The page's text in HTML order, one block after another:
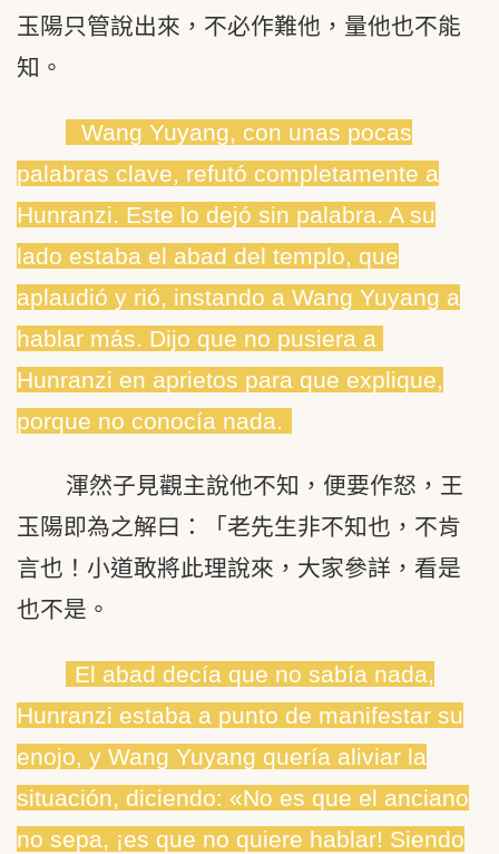
玉陽只管說出來，不必作難他，量他也不能
知。
Wang Yuyang, con unas pocas
palabras clave, refutó completamente a
Hunranzi. Este lo dejó sin palabra. A su
lado estaba el abad del templo, que
aplaudió y rió, instando a Wang Yuyang a
hablar más. Dijo que no pusiera a
Hunranzi en aprietos para que explique,
porque no conocía nada.
渾然子見觀主說他不知，便要作怒，王
玉陽即為之解曰：「老先生非不知也，不肯
言也！小道敢將此理說來，大家參詳，看是
也不是。
El abad decía que no sabía nada,
Hunranzi estaba a punto de manifestar su
enojo, y Wang Yuyang quería aliviar la
situación, diciendo: «No es que el anciano
no sepa, ¡es que no quiere hablar! Siendo